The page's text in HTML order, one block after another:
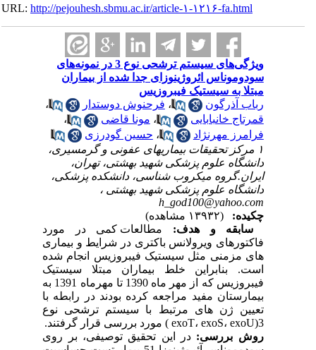
URL:http://pejouhesh.sbmu.ac.ir/article-۱-۱۲۱۶-fa.html
ویژگی‌های سیستم ترشحی نوع 3 در نمونه‌های
سودوموناس ائروژینوزای جدا شده از بیماران
مبتلا به سیستیک فیبروزیس
رباب آذرگون
،فرحنوش دوستدار
،
قمرتاج خانبابایی
،مونا قاضی
،
فرامرز مهرنژاد
،حسین گودرزی
۱ مرکز تحقیقات بیماریهای عفونی و گرمسیری،
دانشگاه علوم پزشکی شهید بهشتی، تهران،
ایران.گروه میکروب شناسی، دانشکده پزشکی،
دانشگاه علوم پزشکی شهید بهشتی ،
h_god100@yahoo.com
چکیده:
سابقه و هدف:
مطالعات کمی در مورد
فاکتورهای ویرولانس باکتری ‏در شرایط و بیماری
های مزمنی مثل سیستیک فیبروزیس انجام شده
است. بنابراین خلط بیماران مبتلا سیستیک
فیبروزیس که از مهر ماه 1390 تا مهرماه 1391 به
بیمارستان مفید مراجعه کرده بودند در رابطه با
تعیین ژن های مرتبط با سیستم ترشحی نوع
روش بررسی:در این تحقیق توصیفی، بر روی